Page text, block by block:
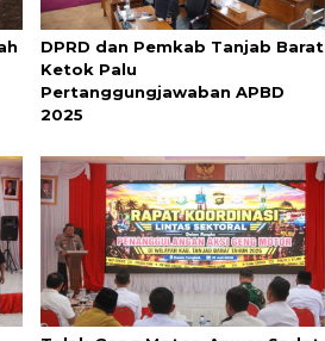
DPRD dan Pemkab Tanjab Barat
Ketok Palu
Pertanggungjawaban APBD
2025